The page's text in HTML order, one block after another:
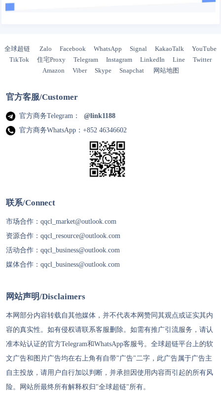
全球超链 Zalo Facebook WhatsApp Signal KakaoTalk
YouTube
TikTok
住宅Proxy Telegram Instagram LinkedIn Line
Twitter
Amazon
Viber Skype Snapchat 网站地图
官方客服/Customer
官方商务Telegram：
@link1188
官方商务WhatsApp：+852 46346602
联系/Connect
市场合作： qqcl_market@outlook.com
资源合作： qqcl_resource@outlook.com
活动合作： qqcl_business@outlook.com
媒体合作： qqcl_business@outlook.com
网站声明/Disclaimers
本网部分内容转载自其他媒体，并不代表本网赞同其观点或证实其内
容的真实性。如有侵权请联系客服删除。如需有推广引流服务，请认
准本站认证的官方Telegram和WhatsApp客服号。 全球超链平台上的软
文广告和图片广告均在右上角有自带"广告"二字，此广告属于广告主
自主投放，请用户自行加以判断，并承担因使用内容而引起的所有风
险。网站所最终所有解释权归"全球超链"所有。